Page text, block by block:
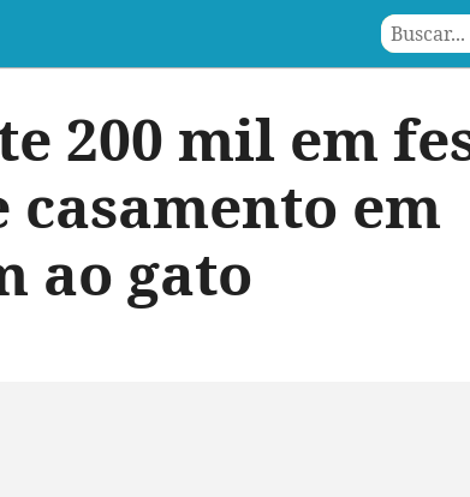
200 mil em
em
ao gato